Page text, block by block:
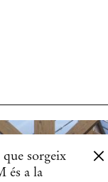
sorgeix
és a la